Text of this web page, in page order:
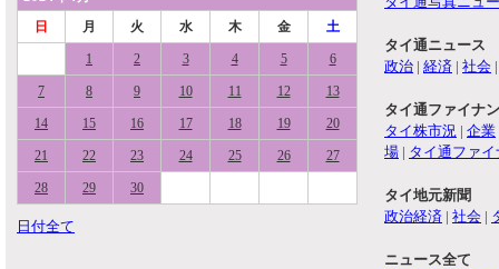
日
月 火 水 木 金 土
1 2 3 4 5 6
7 8 9 10 11 12 13
14 15 16 17 18 19 20
21 22 23 24 25 26 27
28 29 30
日付全て
タイ通ニュース
政治 | 経済 | 社会
タイ通ファイナ
タイ株市況 | 企業
場 | タイ通ファ
タイ地元新聞
政治経済 | 社会 |
ニュース全て